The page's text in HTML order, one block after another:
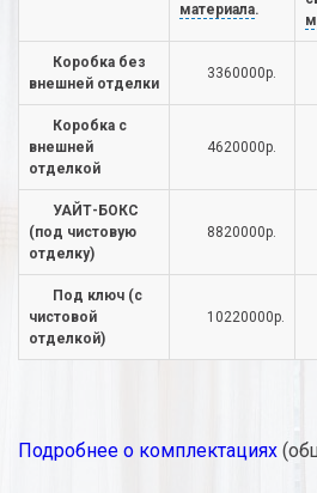
материала.
Коробка без
внешней отделки
3360000р.
Коробка с
внешней
отделкой
4620000р.
УАЙТ-БОКС
(под чистовую
отделку)
8820000р.
Под ключ (с
чистовой
отделкой)
10220000р.
Подробнее о комплектациях